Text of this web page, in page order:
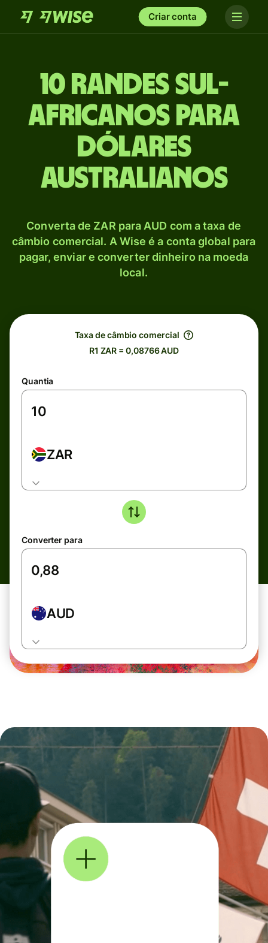
Criar conta
10 Randes sul-
africanos para
Dólares
australianos
Converta de ZAR para AUD com a taxa de
câmbio comercial. A Wise é a conta global para
pagar, enviar e converter dinheiro na moeda
local.
Taxa de câmbio comercial
R1 ZAR = 0,08766 AUD
Quantia
ZAR
Converter para
AUD